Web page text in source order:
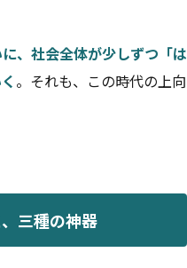
、社会全体が少しずつ「は
。それも、この時代の上向
三種の神器